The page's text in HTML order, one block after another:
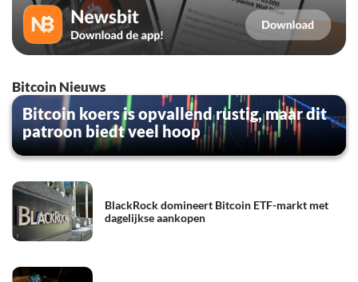
Bitcoin Nieuws
Bitcoin koers is opvallend rustig, maar dit
patroon biedt veel hoop
BlackRock domineert Bitcoin ETF-markt met
dagelijkse aankopen